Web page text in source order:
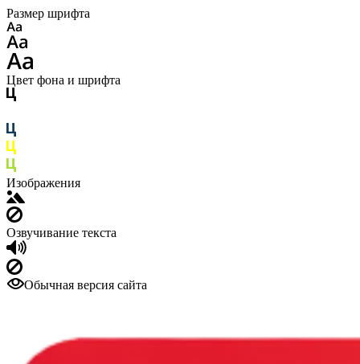
Размер шрифта
Цвет фона и шрифта
Изображения
Озвучивание текста
Обычная версия сайта